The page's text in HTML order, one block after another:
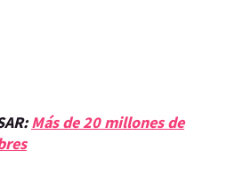
Más de 20 millones de